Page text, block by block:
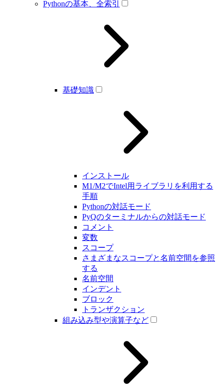
Pythonの基本、全索引
基礎知識
インストール
M1/M2でIntel用ライブラリを利用する
手順
Pythonの対話モード
PyQのターミナルからの対話モード
コメント
変数
スコープ
さまざまなスコープと名前空間を参照
する
名前空間
インデント
ブロック
トランザクション
組み込み型や演算子など